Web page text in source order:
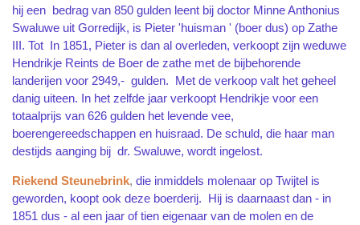
hij een bedrag van 850 gulden leent bij doctor Minne Anthonius
Swaluwe uit Gorredijk, is Pieter 'huisman ' (boer dus) op Zathe
III. Tot In 1851, Pieter is dan al overleden, verkoopt zijn weduwe
Hendrikje Reints de Boer de zathe met de bijbehorende
landerijen voor 2949,- gulden. Met de verkoop valt het geheel
danig uiteen. In het zelfde jaar verkoopt Hendrikje voor een
totaalprijs van 626 gulden het levende vee,
boerengereedschappen en huisraad. De schuld, die haar man
destijds aanging bij dr. Swaluwe, wordt ingelost.
Riekend Steunebrink, die inmiddels molenaar op Twijtel is
geworden, koopt ook deze boerderij. Hij is daarnaast dan - in
1851 dus - al een jaar of tien eigenaar van de molen en de